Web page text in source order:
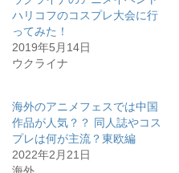
w
i
t
t
e
r
で
新
し
い
ウ
ィ
ン
k
で
有
す
ッ
ク
し
て
く
だ
ハリコフのコスプレ大会に行
ってみた！
2019年5月14日
ウクライナ
海外のアニメフェスでは中国
作品が人気？？ 同人誌やコス
プレは何が主流？東欧編
2022年2月21日
海外